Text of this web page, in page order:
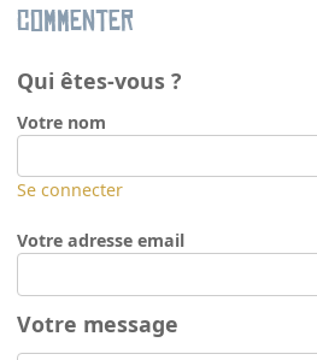
Commenter
Qui êtes-vous ?
Votre nom
Se connecter
Votre adresse email
Votre message